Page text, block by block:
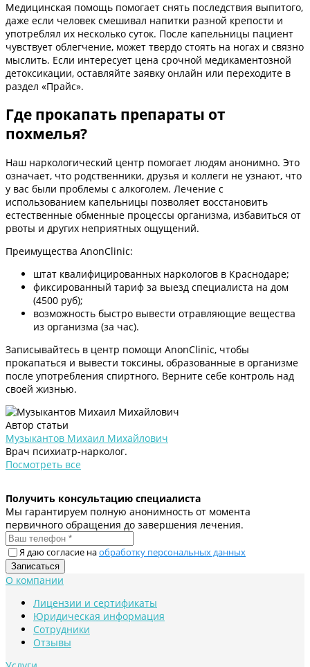
Медицинская помощь помогает снять последствия выпитого,
даже если человек смешивал напитки разной крепости и
употреблял их несколько суток. После капельницы пациент
чувствует облегчение, может твердо стоять на ногах и связно
мыслить. Если интересует цена срочной медикаментозной
детоксикации, оставляйте заявку онлайн или переходите в
раздел «Прайс».
Где прокапать препараты от
похмелья?
Наш наркологический центр помогает людям анонимно. Это
означает, что родственники, друзья и коллеги не узнают, что
у вас были проблемы с алкоголем. Лечение с
использованием капельницы позволяет восстановить
естественные обменные процессы организма, избавиться от
рвоты и других неприятных ощущений.
Преимущества AnonClinic:
штат квалифицированных наркологов в Краснодаре;
фиксированный тариф за выезд специалиста на дом
(4500 руб);
возможность быстро вывести отравляющие вещества
из организма (за час).
Записывайтесь в центр помощи AnonClinic, чтобы
прокапаться и вывести токсины, образованные в организме
после употребления спиртного. Верните себе контроль над
своей жизнью.
Автор статьи
Музыкантов Михаил Михайлович
Врач психиатр-нарколог.
Посмотреть все
Получить консультацию специалиста
Мы гарантируем полную анонимность от момента
первичного обращения до завершения лечения.
Я даю согласие наобработку персональных данных
О компании
Лицензии и сертификаты
Юридическая информация
Сотрудники
Отзывы